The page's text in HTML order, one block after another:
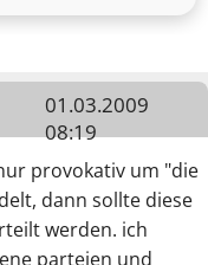
01.03.2009
08:19
provokativ um "die
dann sollte diese
werden. ich
parteien und